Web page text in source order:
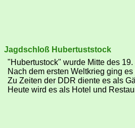
Jagdschloß Hubertuststock
"Hubertustock" wurde Mitte des
Nach dem ersten Weltkrieg ging
Zu Zeiten der DDR diente es als
Heute wird es als Hotel und